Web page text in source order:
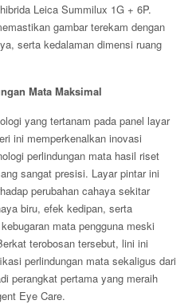
Leica Summilux 1G + 6P.
gambar terekam dengan
serta kedalaman dimensi ruang
Mata Maksimal
yang tertanam pada panel layar
ini memperkenalkan inovasi
perlindungan mata hasil riset
sangat presisi. Layar pintar ini
perubahan cahaya sekitar
biru, efek kedipan, serta
mata pengguna meski
terobosan tersebut, lini ini
perlindungan mata sekaligus dari
perangkat pertama yang meraih
Eye Care.